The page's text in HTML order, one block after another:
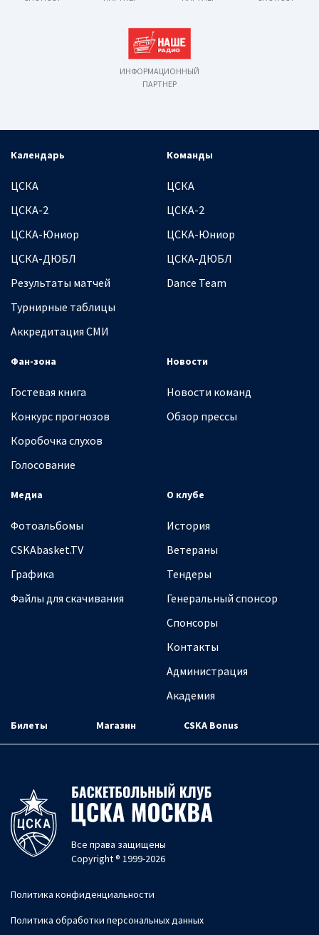
ИНФОРМАЦИОННЫЙ
ПАРТНЕР
Календарь
ЦСКА
ЦСКА-2
ЦСКА-Юниор
ЦСКА-ДЮБЛ
Результаты матчей
Турнирные таблицы
Аккредитация СМИ
Команды
ЦСКА
ЦСКА-2
ЦСКА-Юниор
ЦСКА-ДЮБЛ
Dance Team
Фан-зона
Гостевая книга
Конкурс прогнозов
Коробочка слухов
Голосование
Новости
Новости команд
Обзор прессы
Медиа
Фотоальбомы
CSKAbasket.TV
Графика
Файлы для скачивания
О клубе
История
Ветераны
Тендеры
Генеральный спонсор
Спонсоры
Контакты
Администрация
Академия
Билеты Магазин CSKA Bonus
Все права защищены
Copyright ® 1999-2026
Политика конфиденциальности
Политика обработки персональных данных